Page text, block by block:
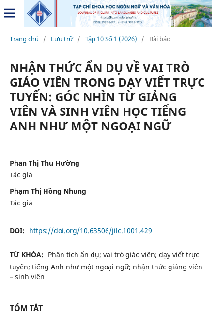
Trang chủ / Lưu trữ / Tập 10 Số 1 (2026) / Bài báo
NHẬN THỨC ẨN DỤ VỀ VAI TRÒ
GIÁO VIÊN TRONG DẠY VIẾT TRỰC
TUYẾN: GÓC NHÌN TỪ GIẢNG
VIÊN VÀ SINH VIÊN HỌC TIẾNG
ANH NHƯ MỘT NGOẠI NGỮ
Phan Thị Thu Hường
Tác giả
Phạm Thị Hồng Nhung
Tác giả
DOI: https://doi.org/10.63506/jilc.1001.429
TỪ KHÓA: Phân tích ẩn dụ; vai trò giáo viên; dạy viết trực
tuyến; tiếng Anh như một ngoại ngữ; nhận thức giảng viên
– sinh viên
TÓM TẮT